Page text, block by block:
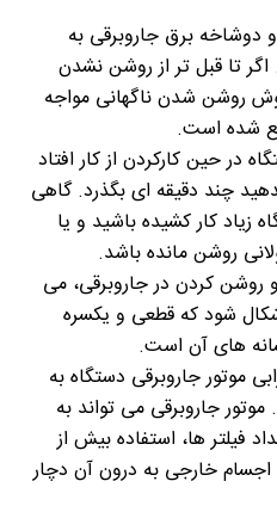
دوشاخه برق جاروبرقی به
تا قبل تر از روشن نشدن
روشن شدن ناگهانی مواجه
شده است.
در حین کارکردن از کار افتاد
چند دقیقه ای بگذرد. گاهی
زیاد کار کشیده باشید و یا
روشن مانده باشد.
روشن کردن در جاروبرقی، می
شود که قطعی و یکسره
های آن است.
موتور جاروبرقی دستگاه به
جاروبرقی می تواند به
فیلتر ها، استفاده بیش از
خارجی به درون آن دچار